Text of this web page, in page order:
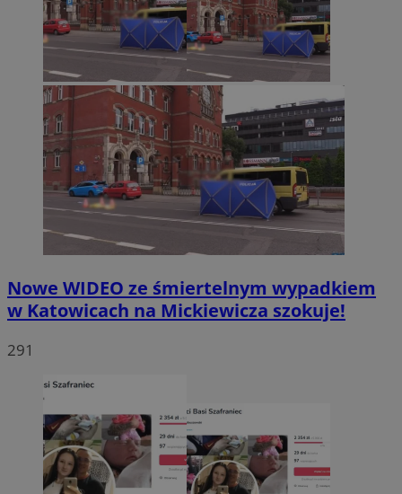
Nowe WIDEO ze śmiertelnym wypadkiem
w Katowicach na Mickiewicza szokuje!
291